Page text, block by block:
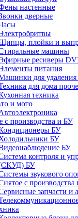
настенные
дверные
плойки и
машины
ресиверы
питания
для
для дома
техника
и мото
с производства и БУ
БУ
БУ
БУ
контроля и
БУ
звукового
с
запчасти и